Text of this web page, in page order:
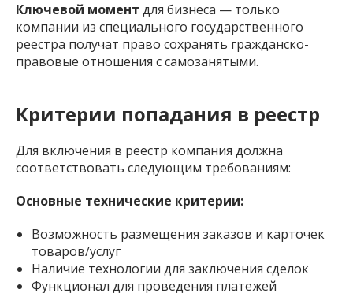
Ключевой момент для бизнеса — только
компании из специального государственного
реестра получат право сохранять гражданско-
правовые отношения с самозанятыми.
Критерии попадания в реестр
Для включения в реестр компания должна
соответствовать следующим требованиям:
Основные технические критерии:
Возможность размещения заказов и карточек
товаров/услуг
Наличие технологии для заключения сделок
Функционал для проведения платежей